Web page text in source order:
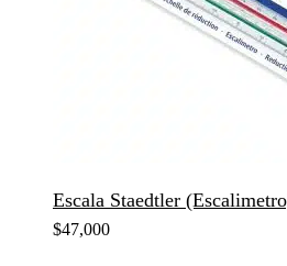
Escala Staedtler
$47,000